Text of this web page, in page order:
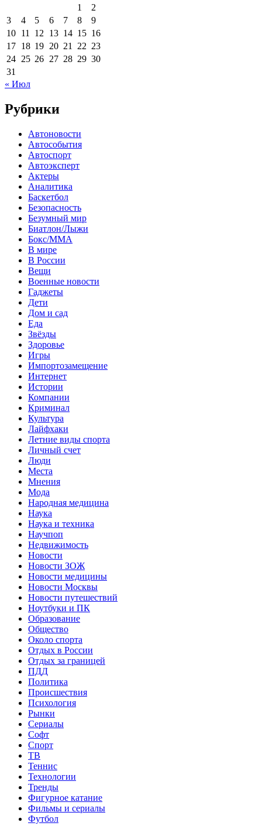
1
2
3
4 5 6 7 8
9
10 11 12 13 14 15 16
17 18 19 20 21 22 23
24 25 26 27 28 29 30
31
« Июл
Рубрики
Автоновости
Автособытия
Автоспорт
Автоэксперт
Актеры
Аналитика
Баскетбол
Безопасность
Безумный мир
Биатлон/Лыжи
Бокс/MMA
В мире
В России
Вещи
Военные новости
Гаджеты
Дети
Дом и сад
Еда
Звёзды
Здоровье
Игры
Импортозамещение
Интернет
Истории
Компании
Криминал
Культура
Лайфхаки
Летние виды спорта
Личный счет
Люди
Места
Мнения
Мода
Народная медицина
Наука
Наука и техника
Научпоп
Недвижимость
Новости
Новости ЗОЖ
Новости медицины
Новости Москвы
Новости путешествий
Ноутбуки и ПК
Образование
Общество
Около спорта
Отдых в России
Отдых за границей
ПДД
Политика
Происшествия
Психология
Рынки
Сериалы
Софт
Спорт
ТВ
Теннис
Технологии
Тренды
Фигурное катание
Фильмы и сериалы
Футбол